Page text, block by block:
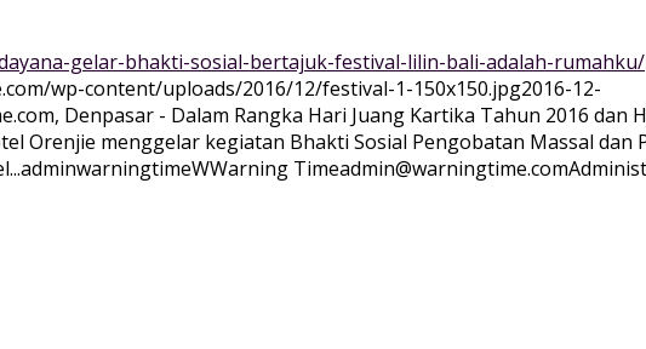
gelar-bhakti-sosial-bertajuk-festival-lilin-bali-adalah-rumahku/
wp-content/uploads/2016/12/festival-1-150x150.jpg2016-12-
Denpasar - Dalam Rangka Hari Juang Kartika Tahun 2016 dan
Orenjie menggelar kegiatan Bhakti Sosial Pengobatan Massal
adminwarningtimeWWarning Timeadmin@warningtime.com